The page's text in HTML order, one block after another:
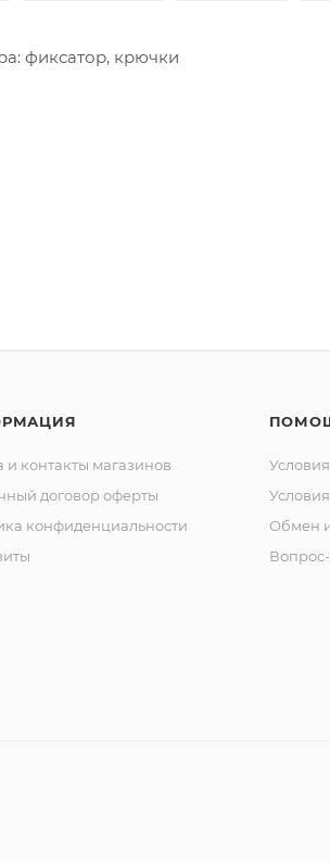
фиксатор, крючки
и контакты магазинов
договор оферты
конфиденциальности
Обмен
Вопрос-